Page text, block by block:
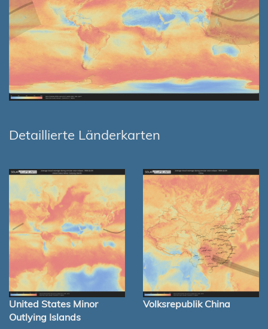
Detaillierte Länderkarten
United States Minor
Outlying Islands
Volksrepublik China